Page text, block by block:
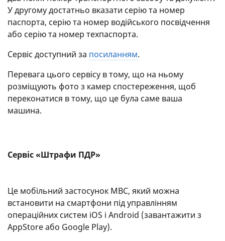
У другому достатньо вказати серію та номер
паспорта, серію та номер водійського посвідчення
або серію та номер техпаспорта.
Сервіс доступний за посиланням.
Перевага цього сервісу в тому, що на ньому
розміщують фото з камер спостереження, щоб
переконатися в тому, що це була саме ваша
машина.
Сервіс «Штрафи ПДР»
Це мобільний застосунок МВС, який можна
встановити на смартфони під управлінням
операційних систем iOS і Android (завантажити з
AppStore або Google Play).